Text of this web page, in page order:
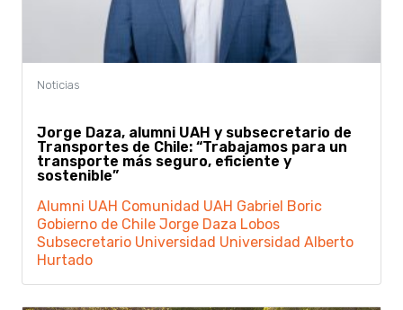
Jorge Daza, alumni UAH y subsecretario de
Transportes de Chile: “Trabajamos para un
transporte más seguro, eficiente y
sostenible”
Alumni UAH Comunidad UAH Gabriel Boric
Gobierno de Chile Jorge Daza Lobos
Subsecretario Universidad Universidad Alberto
Hurtado